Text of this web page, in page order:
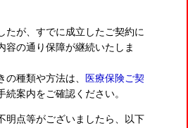
たが、すでに成立したご契約に
容の通り保障が継続いたしま
種類や方法は、
医療保険ご契
続案内をご確認ください。
明点等がございましたら、以下